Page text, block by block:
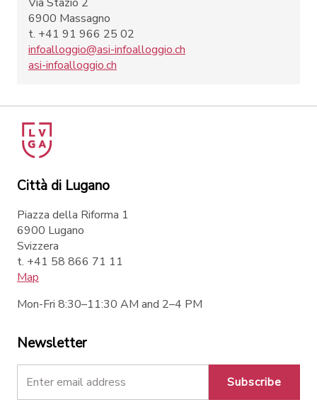
6900 Massagno
t. +41 91 966 25 02
infoalloggio@asi-infoalloggio.ch
asi-infoalloggio.ch
Città di Lugano
Piazza della Riforma 1
6900 Lugano
Svizzera
t. +41 58 866 71 11
Map
Mon-Fri 8:30–11:30 AM and 2–4 PM
Newsletter
Subscribe